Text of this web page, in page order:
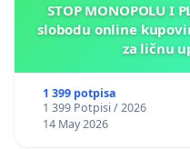
STOP MONOPOLU I
slobodu online
za ličnu
1 399 potpisa
1 399 Potpisi / 2026
14 May 2026